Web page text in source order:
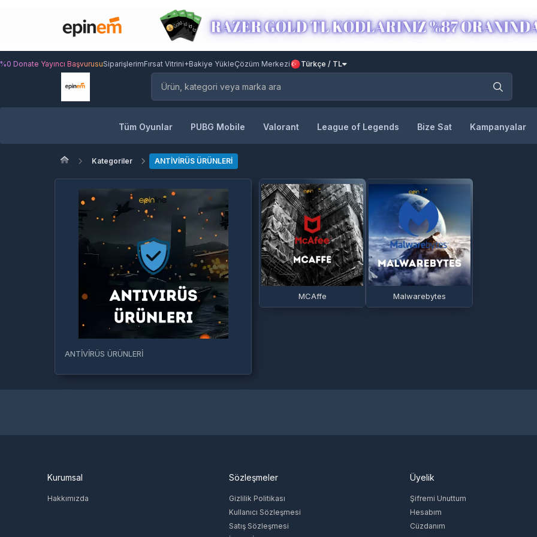
%0 Donate Yayıncı BaşvurusuSiparişlerimFırsat Vitrini+Bakiye YükleÇözüm Merkezi Türkçe / TL
Tüm Oyunlar PUBG Mobile Valorant League of Legends Bize Sat Kampanyalar
Kategoriler ANTİVİRÜS ÜRÜNLERİ
ANTİVİRÜS ÜRÜNLERİ
MCAffe Malwarebytes
Kurumsal
Hakkımızda
Sözleşmeler
Gizlilik Politikası
Kullanıcı Sözleşmesi
Satış Sözleşmesi
Üyelik
Şifremi Unuttum
Hesabım
Cüzdanım